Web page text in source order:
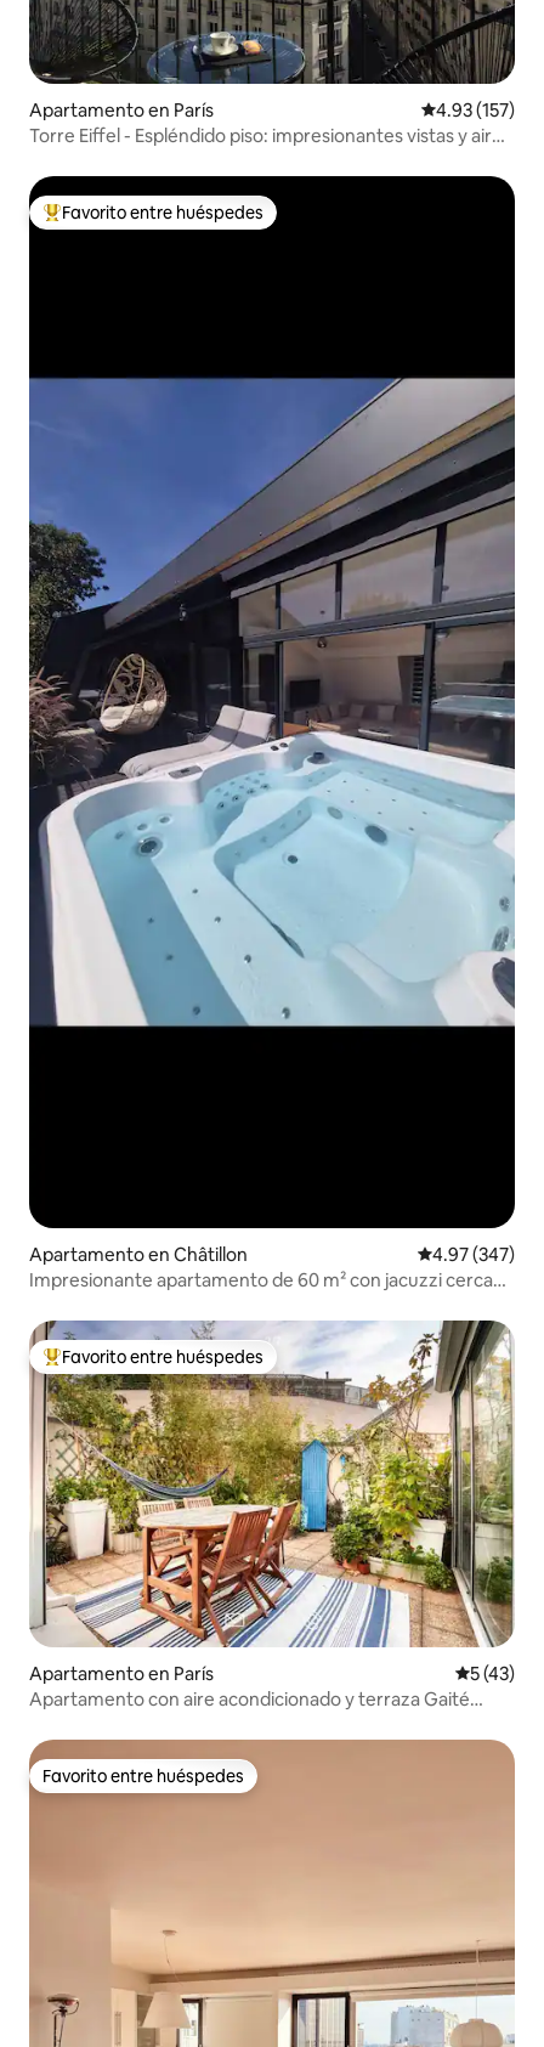
Apartamento en París Calificación
4.93 (157)
Torre Eiffel - Espléndido piso: impresionantes vistas y aire
Favorito entre huéspedes preferido
Favorito entre huéspedes
Apartamento en Châtillon Calificación
4.97 (347)
Impresionante apartamento de 60 m² con jacuzzi cerca
Favorito entre huéspedes preferido
Favorito entre huéspedes
Apartamento en París
5 (43)
Apartamento con aire acondicionado y terraza Gaité
Favorito entre huéspedes
Favorito entre huéspedes